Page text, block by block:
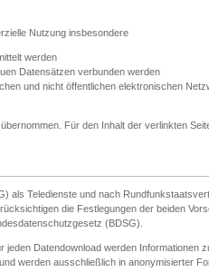
Nutzung insbesondere
werden
Datensätzen verbunden werden
und nicht öffentlichen elektronischen
Für den Inhalt der verlinkten
als Teledienste und nach
die Festlegungen der beiden
(BDSG).
Datendownload werden Informationen
werden ausschließlich in anonymisierter